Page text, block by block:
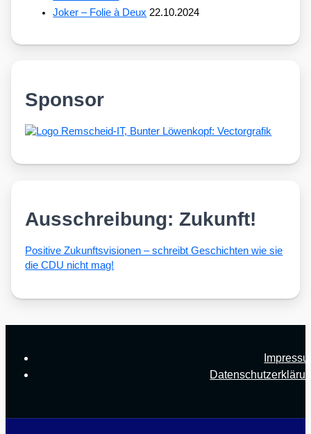
Joker – Folie à Deux 22.10.2024
Sponsor
Ausschreibung: Zukunft!
Posi­ti­ve Zukunfts­vi­sio­nen – schreibt Geschich­ten wie sie
die CDU nicht mag!